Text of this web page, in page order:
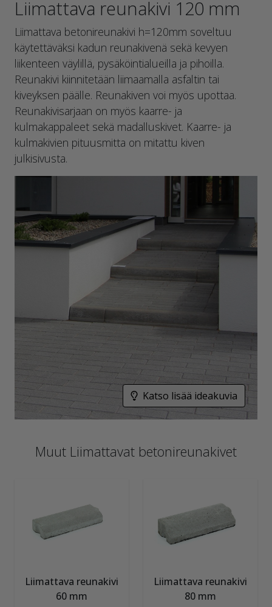
Liimattava reunakivi 120 mm
Liimattava betonireunakivi h=120mm soveltuu
käytettäväksi kadun reunakivenä sekä kevyen
liikenteen väylillä, pysäköintialueilla ja pihoilla.
Reunakivi kiinnitetään liimaamalla asfaltin tai
kiveyksen päälle. Reunakiven voi myös upottaa.
Reunakivisarjaan on myös kaarre- ja
kulmakappaleet sekä madalluskivet. Kaarre- ja
kulmakivien pituusmitta on mitattu kiven
julkisivusta.
Katso lisää ideakuvia
Muut Liimattavat betonireunakivet
Liimattava reunakivi
60 mm
Liimattava reunakivi
80 mm